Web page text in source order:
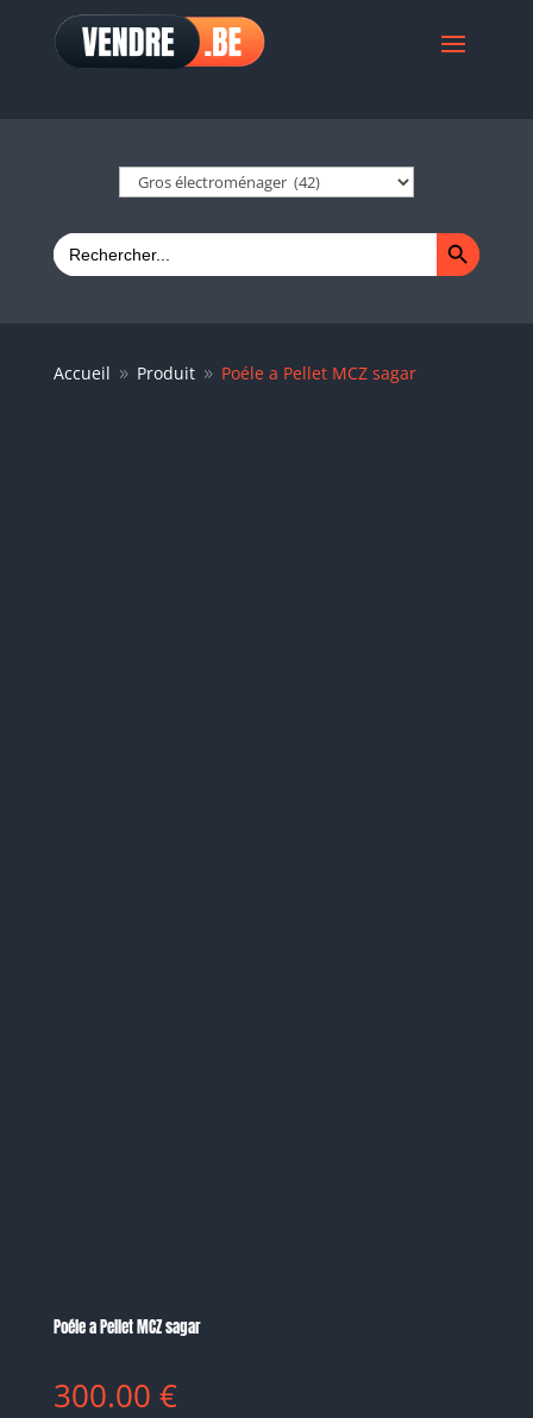
Search
for:
Search Button
Accueil 9 Produit 9 Poéle a Pellet MCZ sagar
Poéle a Pellet MCZ sagar
300.00 €